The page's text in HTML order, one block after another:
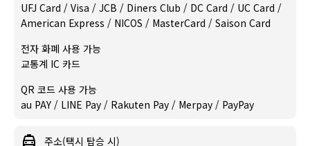
UFJ Card / Visa / JCB / Diners Club / DC Card / UC Card /
American Express / NICOS / MasterCard / Saison Card
전자 화폐 사용 가능
교통계 IC 카드
QR 코드 사용 가능
au PAY / LINE Pay / Rakuten Pay / Merpay / PayPay
주소(택시 탑승 시)